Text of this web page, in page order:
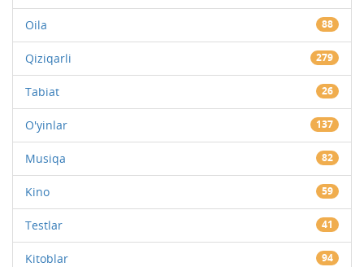
Oila 88
Qiziqarli 279
Tabiat 26
O'yinlar 137
Musiqa 82
Kino 59
Testlar 41
Kitoblar 94